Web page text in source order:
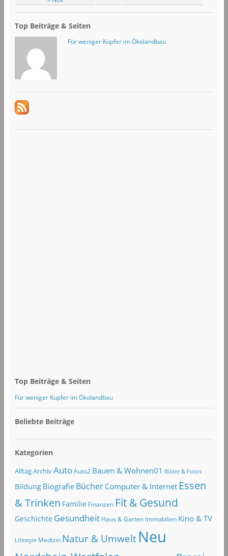
Top Beiträge & Seiten
Für weniger Kupfer im Ökolandbau
Top Beiträge & Seiten
Für weniger Kupfer im Ökolandbau
Beliebte Beiträge
Kategorien
AlltagArchivAuto Auto2 Bauen & Wohnen01 Bilder & Fotos
Bildung Biografie Bücher Computer & Internet Essen
& Trinken Familie Finanzen Fit & Gesund
Geschichte Gesundheit Haus & Garten Immobilien Kino & TV
Lifestyle Medizin Natur & Umwelt Neu